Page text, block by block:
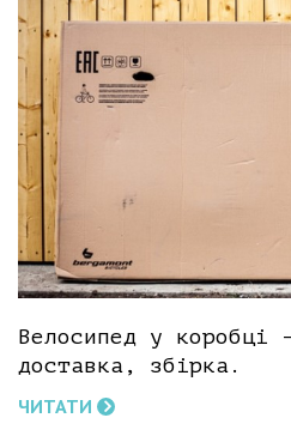
Велосипед у коробці
доставка, збірка.
ЧИТАТИ